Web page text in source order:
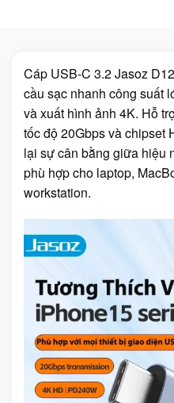
Cáp USB-C 3.2 Jasoz
cầu sạc nhanh công suất
và xuất hình ảnh 4K. Hỗ
tốc độ 20Gbps và chipset
lại sự cân bằng giữa hiệu
phù hợp cho laptop,
workstation.